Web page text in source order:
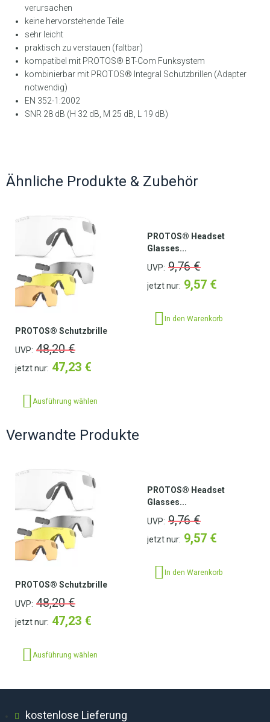
verursachen
keine hervorstehende Teile
sehr leicht
praktisch zu verstauen (faltbar)
kompatibel mit PROTOS® BT-Com Funksystem
kombinierbar mit PROTOS® Integral Schutzbrillen (Adapter
notwendig)
EN 352-1:2002
SNR 28 dB (H 32 dB, M 25 dB, L 19 dB)
Ähnliche Produkte & Zubehör
PROTOS® Schutzbrille
UVP: 48,20€
jetzt nur: 47,23 €
Ausführung wählen
PROTOS® Headset
Glasses...
UVP: 9,76€
jetzt nur: 9,57 €
In den Warenkorb
Verwandte Produkte
PROTOS® Schutzbrille
UVP: 48,20€
jetzt nur: 47,23 €
Ausführung wählen
PROTOS® Headset
Glasses...
UVP: 9,76€
jetzt nur: 9,57 €
In den Warenkorb
kostenlose Lieferung